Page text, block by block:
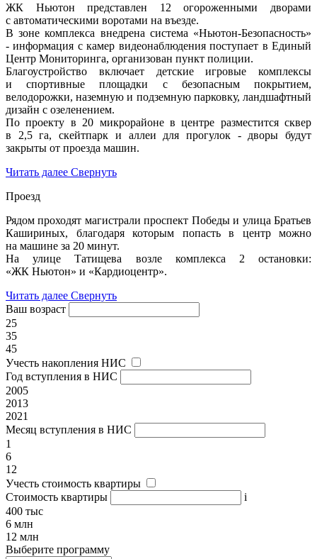
ЖК Ньютон представлен 12 огороженными дворами
с автоматическими воротами на въезде.
В зоне комплекса внедрена система «Ньютон-Безопасность»
- информация с камер видеонаблюдения поступает в Единый
Центр Мониторинга, организован пункт полиции.
Благоустройство включает детские игровые комплексы
и спортивные площадки с безопасным покрытием,
велодорожки, наземную и подземную парковку, ландшафтный
дизайн с озеленением.
По проекту в 20 микрорайоне в центре разместится сквер
в 2,5 га, скейтпарк и аллеи для прогулок - дворы будут
закрыты от проезда машин.
Читать далее Свернуть
Проезд
Рядом проходят магистрали проспект Победы и улица Братьев
Кашириных, благодаря которым попасть в центр можно
на машине за 20 минут.
На улице Татищева возле комплекса 2 остановки:
«ЖК Ньютон» и «Кардиоцентр».
Читать далее Свернуть
Ваш возраст
25
35
45
Учесть накопления НИС
Год вступления в НИС
2005
2013
2021
Месяц вступления в НИС
1
6
12
Учесть стоимость квартиры
Стоимость квартиры
i
400 тыс
6 млн
12 млн
Выберите программу